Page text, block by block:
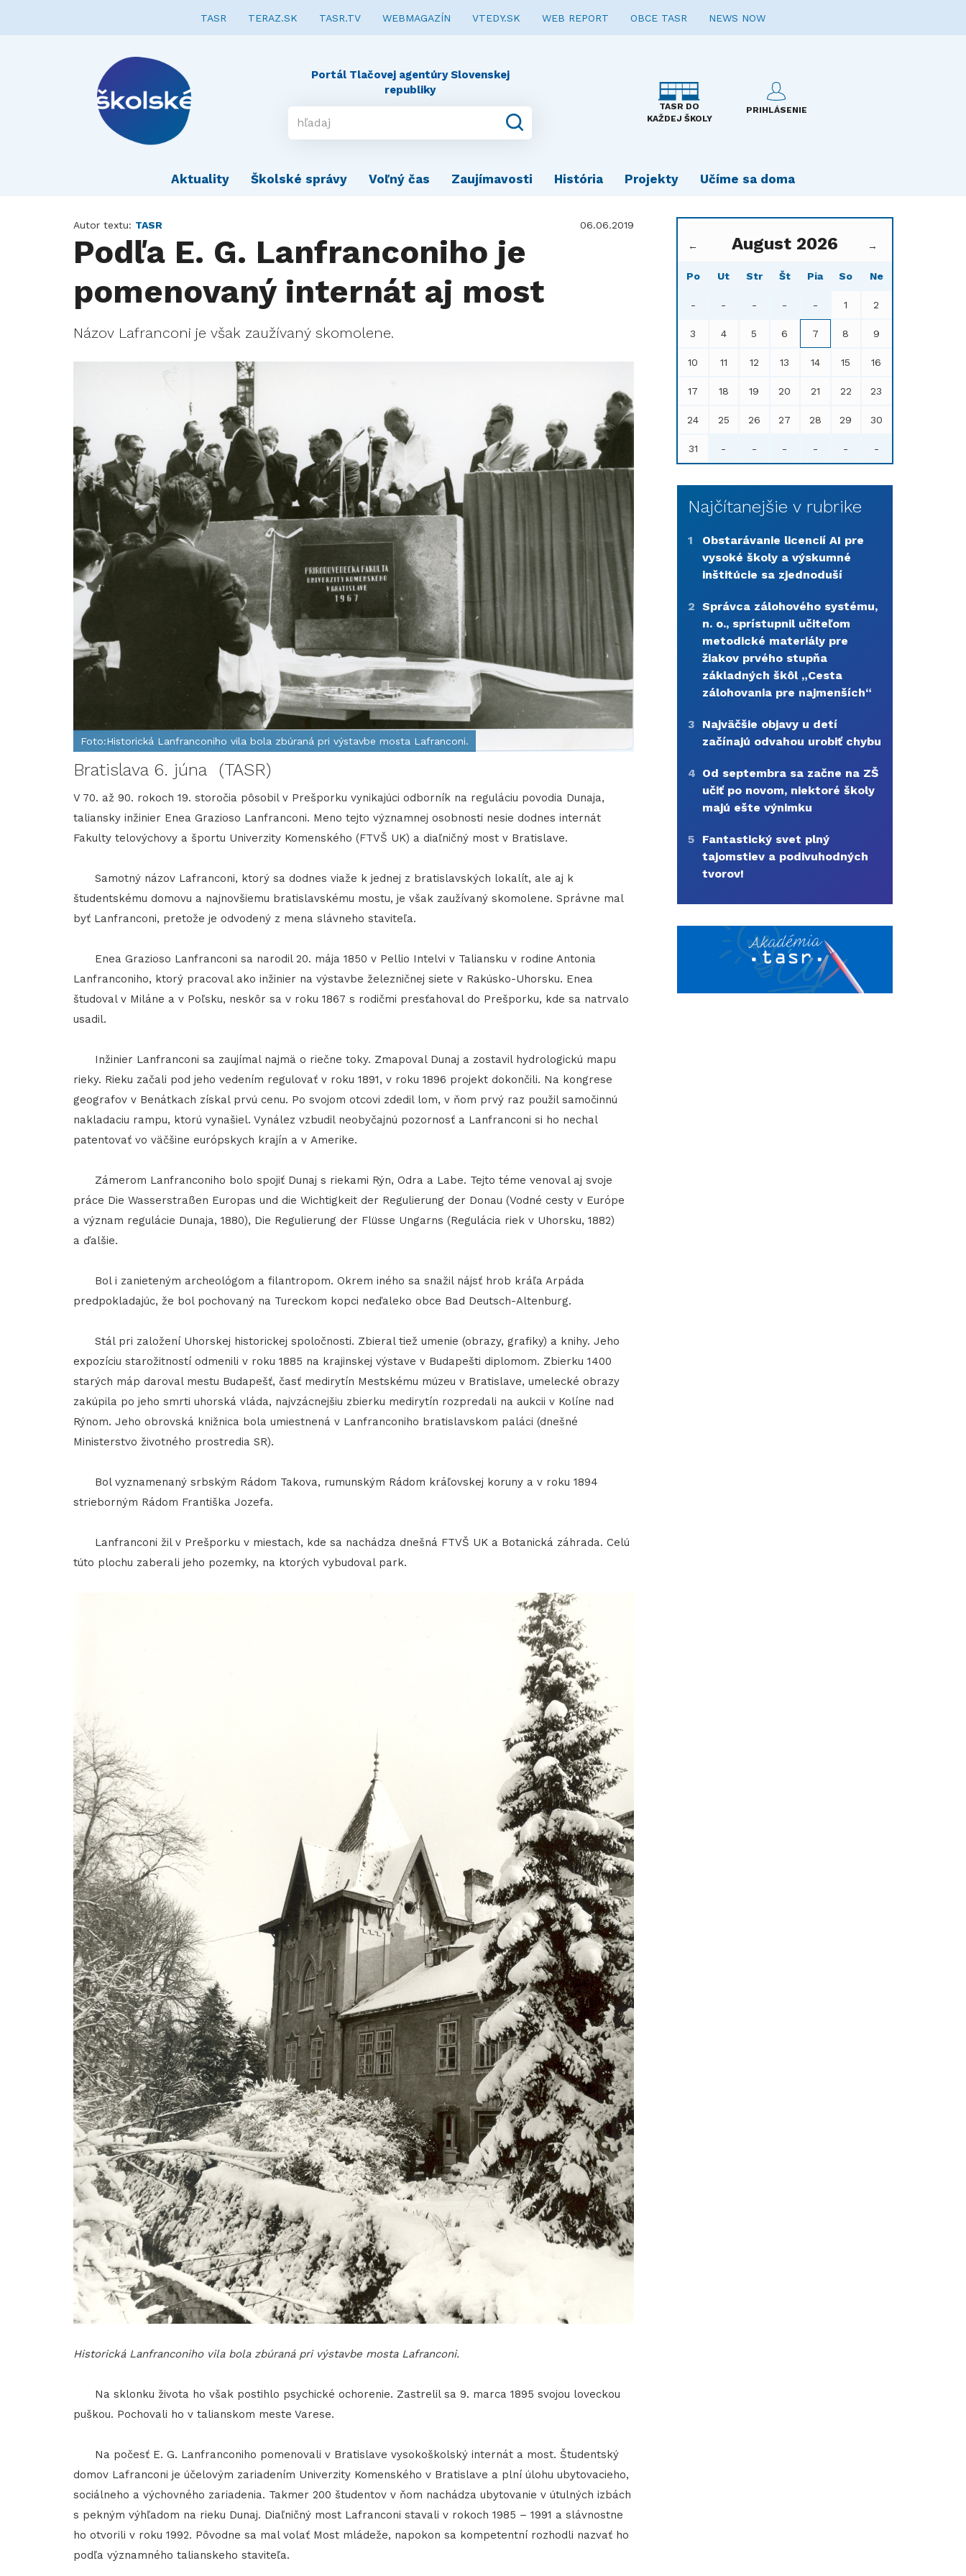
TASR TERAZ.SK TASR.TV WEBMAGAZÍN VTEDY.SK WEB REPORT OBCE TASR NEWS NOW
Portál Tlačovej agentúry Slovenskej
republiky
TASR DO
KAŽDEJ ŠKOLY
PRIHLÁSENIE
Aktuality Školské správy Voľný čas Zaujímavosti História Projekty Učíme sa doma
Autor textu: TASR 06.06.2019
Podľa E. G. Lanfranconiho je
pomenovaný internát aj most
Názov Lafranconi je však zaužívaný skomolene.
Foto:Historická Lanfranconiho vila bola zbúraná pri výstavbe mosta Lafranconi.
Bratislava 6. júna (TASR)
V 70. až 90. rokoch 19. storočia pôsobil v Prešporku vynikajúci odborník na reguláciu povodia Dunaja,
taliansky inžinier Enea Grazioso Lanfranconi. Meno tejto významnej osobnosti nesie dodnes internát
Fakulty telovýchovy a športu Univerzity Komenského (FTVŠ UK) a diaľničný most v Bratislave.
Samotný názov Lafranconi, ktorý sa dodnes viaže k jednej z bratislavských lokalít, ale aj k
študentskému domovu a najnovšiemu bratislavskému mostu, je však zaužívaný skomolene. Správne mal
byť Lanfranconi, pretože je odvodený z mena slávneho staviteľa.
Enea Grazioso Lanfranconi sa narodil 20. mája 1850 v Pellio Intelvi v Taliansku v rodine Antonia
Lanfranconiho, ktorý pracoval ako inžinier na výstavbe železničnej siete v Rakúsko-Uhorsku. Enea
študoval v Miláne a v Poľsku, neskôr sa v roku 1867 s rodičmi presťahoval do Prešporku, kde sa natrvalo
usadil.
Inžinier Lanfranconi sa zaujímal najmä o riečne toky. Zmapoval Dunaj a zostavil hydrologickú mapu
rieky. Rieku začali pod jeho vedením regulovať v roku 1891, v roku 1896 projekt dokončili. Na kongrese
geografov v Benátkach získal prvú cenu. Po svojom otcovi zdedil lom, v ňom prvý raz použil samočinnú
nakladaciu rampu, ktorú vynašiel. Vynález vzbudil neobyčajnú pozornosť a Lanfranconi si ho nechal
patentovať vo väčšine európskych krajín a v Amerike.
Zámerom Lanfranconiho bolo spojiť Dunaj s riekami Rýn, Odra a Labe. Tejto téme venoval aj svoje
práce Die Wasserstraßen Europas und die Wichtigkeit der Regulierung der Donau (Vodné cesty v Európe
a význam regulácie Dunaja, 1880), Die Regulierung der Flüsse Ungarns (Regulácia riek v Uhorsku, 1882)
a ďalšie.
Bol i zanieteným archeológom a filantropom. Okrem iného sa snažil nájsť hrob kráľa Arpáda
predpokladajúc, že bol pochovaný na Tureckom kopci neďaleko obce Bad Deutsch-Altenburg.
Stál pri založení Uhorskej historickej spoločnosti. Zbieral tiež umenie (obrazy, grafiky) a knihy. Jeho
expozíciu starožitností odmenili v roku 1885 na krajinskej výstave v Budapešti diplomom. Zbierku 1400
starých máp daroval mestu Budapešť, časť medirytín Mestskému múzeu v Bratislave, umelecké obrazy
zakúpila po jeho smrti uhorská vláda, najvzácnejšiu zbierku medirytín rozpredali na aukcii v Kolíne nad
Rýnom. Jeho obrovská knižnica bola umiestnená v Lanfranconiho bratislavskom paláci (dnešné
Ministerstvo životného prostredia SR).
Bol vyznamenaný srbským Rádom Takova, rumunským Rádom kráľovskej koruny a v roku 1894
strieborným Rádom Františka Jozefa.
Lanfranconi žil v Prešporku v miestach, kde sa nachádza dnešná FTVŠ UK a Botanická záhrada. Celú
túto plochu zaberali jeho pozemky, na ktorých vybudoval park.
Historická Lanfranconiho vila bola zbúraná pri výstavbe mosta Lafranconi.
Na sklonku života ho však postihlo psychické ochorenie. Zastrelil sa 9. marca 1895 svojou loveckou
puškou. Pochovali ho v talianskom meste Varese.
Na počesť E. G. Lanfranconiho pomenovali v Bratislave vysokoškolský internát a most. Študentský
domov Lafranconi je účelovým zariadením Univerzity Komenského v Bratislave a plní úlohu ubytovacieho,
sociálneho a výchovného zariadenia. Takmer 200 študentov v ňom nachádza ubytovanie v útulných izbách
s pekným výhľadom na rieku Dunaj. Diaľničný most Lafranconi stavali v rokoch 1985 – 1991 a slávnostne
ho otvorili v roku 1992. Pôvodne sa mal volať Most mládeže, napokon sa kompetentní rozhodli nazvať ho
podľa významného talianskeho staviteľa.
← August 2026 →
Po Ut Str Št Pia So Ne
- - - - - 1 2
3 4 5 6 7 8 9
10 11 12 13 14 15 16
17 18 19 20 21 22 23
24 25 26 27 28 29 30
31 - - - - - -
Najčítanejšie v rubrike
1
Obstarávanie licencií AI pre
vysoké školy a výskumné
inštitúcie sa zjednoduší
2 Správca zálohového systému,
n. o., sprístupnil učiteľom
metodické materiály pre
žiakov prvého stupňa
základných škôl „Cesta
zálohovania pre najmenších“
3
Najväčšie objavy u detí
začínajú odvahou urobiť chybu
4 Od septembra sa začne na ZŠ
učiť po novom, niektoré školy
majú ešte výnimku
5
Fantastický svet plný
tajomstiev a podivuhodných
tvorov!